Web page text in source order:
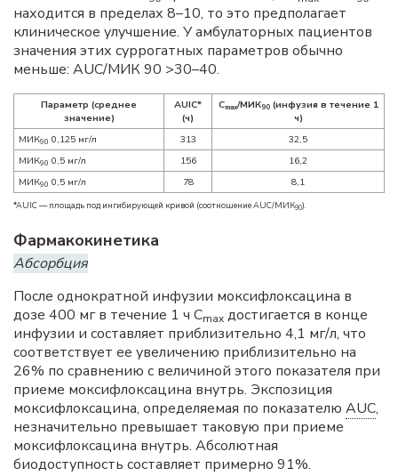
находится в пределах 8–10, то это предполагает
клиническое улучшение. У амбулаторных пациентов
значения этих суррогатных параметров обычно
меньше: AUC/МИК 90 >30–40.
Параметр (среднее
значение)
AUIC*
(ч)
Сmax/МИК90(инфузия в течение 1
ч)
МИК90 0,125 мг/л 313
32,5
МИК90 0,5 мг/л 156
16,2
МИК90 0,5 мг/л 78 8,1
*AUIC — площадь под ингибирующей кривой (соотношение AUC/МИК90).
Фармакокинетика
Абсорбция
После однократной инфузии моксифлоксацина в
дозе 400 мг в течение 1 ч Сmax достигается в конце
инфузии и составляет приблизительно 4,1 мг/л, что
соответствует ее увеличению приблизительно на
26% по сравнению с величиной этого показателя при
приеме моксифлоксацина внутрь. Экспозиция
моксифлоксацина, определяемая по показателю AUC,
незначительно превышает таковую при приеме
моксифлоксацина внутрь. Абсолютная
биодоступность составляет примерно 91%.